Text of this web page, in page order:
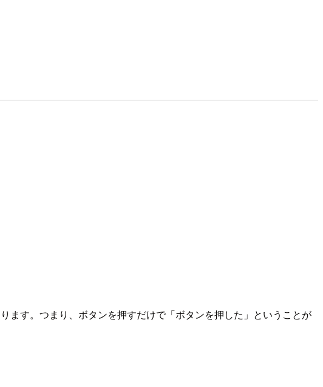
ます。つまり、ボタンを押すだけで「ボタンを押した」ということが